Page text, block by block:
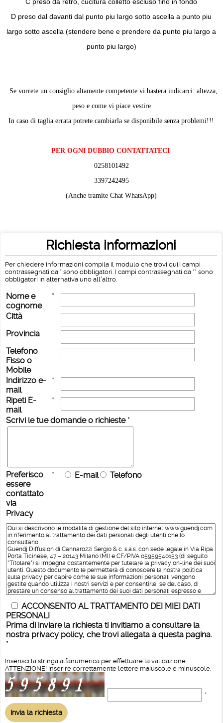
D preso dal davanti dal punto piu largo sotto ascella a punto piu
largo sotto ascella (stendere bene e prendere da punto piu largo a
punto piu largo)
Se vorrete un consiglio altamente competente vi bastera indicarci: altezza,
peso e come vi piace vestire
In caso di taglia errata potrete cambiarla se disponibile senza problemi!!!
PER OGNI DUBBIO CONTATTATECI
0258101492
3397242495
(Anche tramite Chat WhatsApp)
Richiesta informazioni
Per chiedere informazioni compila il modulo che trovi qui.I campi
contrassegnati da * sono obbligatori. I campi contrassegnati da ** sono
obbligatori in alternativa uno all'altro.
Nome e
cognome
*
Città
Provincia
Telefono
Fisso o
Mobile
Indirizzo e-
mail
*
Ripeti E-
mail
*
Scrivi le tue domande o richieste *
Preferisco
essere
contattato
via
* E-mail Telefono
Privacy
ACCONSENTO AL TRATTAMENTO DEI MIEI DATI
PERSONALI
Prima di inviare la richiesta ti invitiamo a consultare la
nostra privacy policy, che trovi allegata a questa pagina.
*
Inserisci la stringa alfanumerica per effettuare la validazione.
ATTENZIONE! Inserire correttamente lettere maiuscole e minuscole.
*